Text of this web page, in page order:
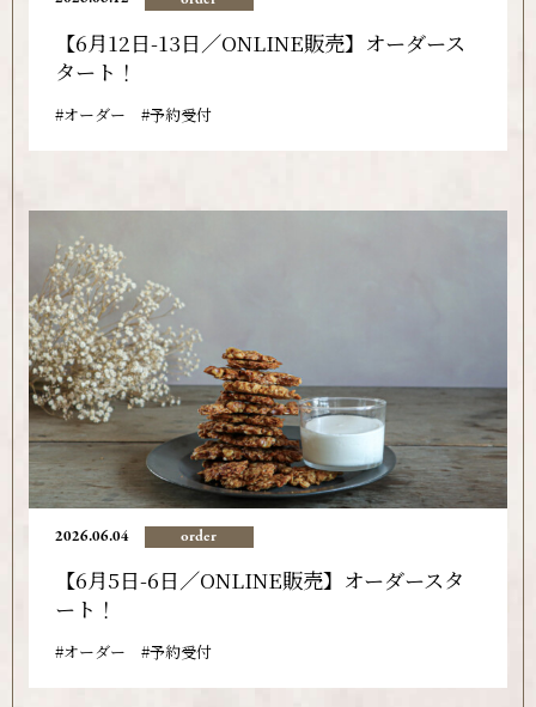
【6月12日-13日／ONLINE販売】オーダース
タート！
オーダー 予約受付
2026.06.04 order
【6月5日-6日／ONLINE販売】オーダースタ
ート！
オーダー 予約受付